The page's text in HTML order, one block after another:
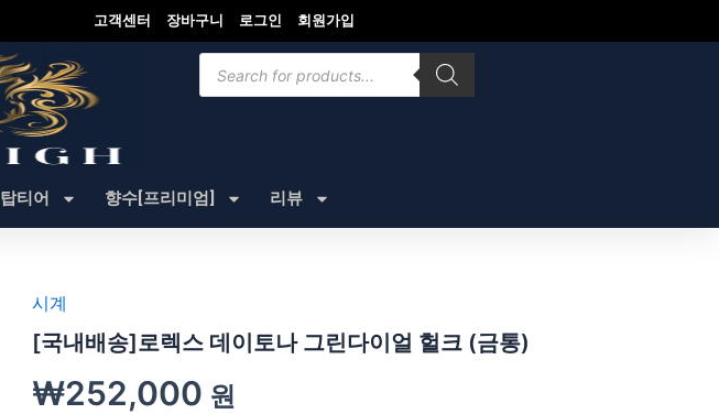
고객센터 장바구니 로그인 회원가입
search
탑티어 향수[프리미엄] 리뷰
시계
[국내배송]로렉스 데이토나 그린다이얼 헐크 (금통)
₩252,000 원